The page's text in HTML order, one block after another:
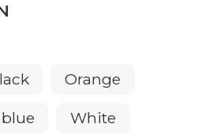
Orange
White